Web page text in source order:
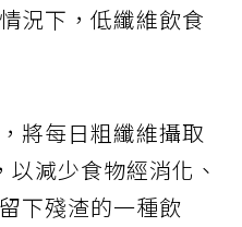
況下，低纖維飲食
將每日粗纖維攝取
減少食物經消化、
下殘渣的一種飲